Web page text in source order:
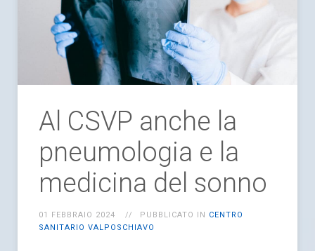
Al CSVP anche la
pneumologia e la
medicina del sonno
01 FEBBRAIO 2024 PUBBLICATO IN CENTRO
SANITARIO VALPOSCHIAVO